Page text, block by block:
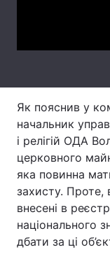
Як пояснив у
начальник
і релігій ОДА
церковного
яка повинна
захисту.
внесені в
національного
дбати за ці